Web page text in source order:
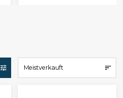
Meistverkauft